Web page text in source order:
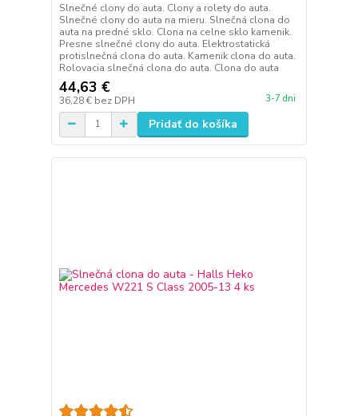
Slnečné clony do auta. Clony a rolety do auta.
Slnečné clony do auta na mieru. Slnečná clona do
auta na predné sklo. Clona na celne sklo kamenik.
Presne slnečné clony do auta. Elektrostatická
protislnečná clona do auta. Kamenik clona do auta.
Rolovacia slnečná clona do auta. Clona do auta
44,63 €
36,28 € bez DPH 3-7 dni
Pridať do košíka